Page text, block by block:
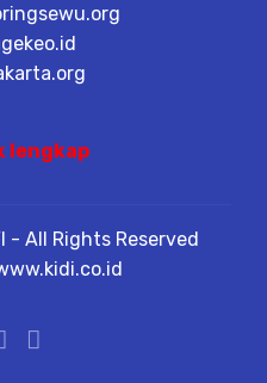
lengkap
- All Rights Reserved